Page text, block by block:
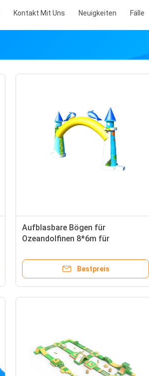
Kontakt Mit Uns Neuigkeiten Fälle
Aufblasbare Bögen für
Ozeandolfinen 8*6m für
Außenwerbung
Bestpreis